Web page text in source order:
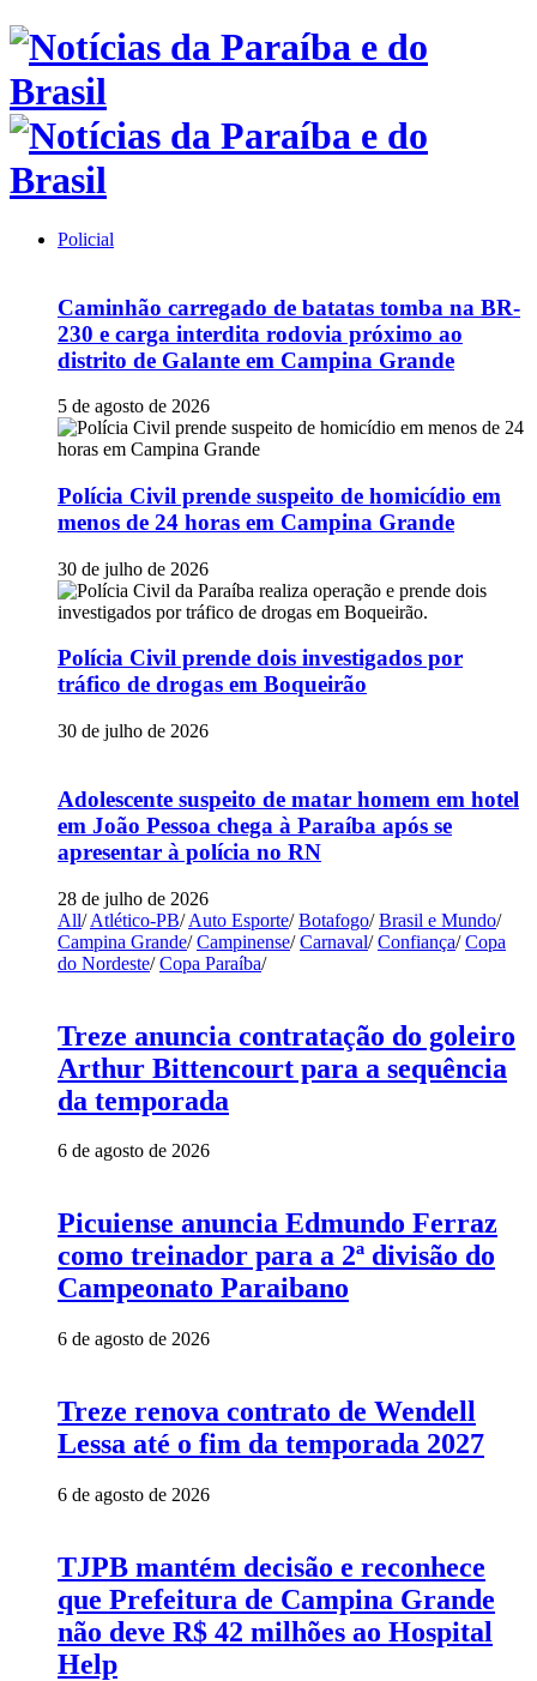
Policial
Caminhão carregado de batatas tomba na BR-
230 e carga interdita rodovia próximo ao
distrito de Galante em Campina Grande
5 de agosto de 2026
Polícia Civil prende suspeito de homicídio em
menos de 24 horas em Campina Grande
30 de julho de 2026
Polícia Civil prende dois investigados por
tráfico de drogas em Boqueirão
30 de julho de 2026
Adolescente suspeito de matar homem em hotel
em João Pessoa chega à Paraíba após se
apresentar à polícia no RN
28 de julho de 2026
All/ Atlético-PB/ Auto Esporte/ Botafogo/ Brasil e Mundo/
Campina Grande/ Campinense/ Carnaval/ Confiança/ Copa
do Nordeste/ Copa Paraíba/
Treze anuncia contratação do goleiro
Arthur Bittencourt para a sequência
da temporada
6 de agosto de 2026
Picuiense anuncia Edmundo Ferraz
como treinador para a 2ª divisão do
Campeonato Paraibano
6 de agosto de 2026
Treze renova contrato de Wendell
Lessa até o fim da temporada 2027
6 de agosto de 2026
TJPB mantém decisão e reconhece
que Prefeitura de Campina Grande
não deve R$ 42 milhões ao Hospital
Help